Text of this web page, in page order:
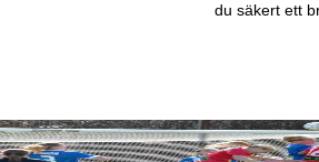
du säkert ett